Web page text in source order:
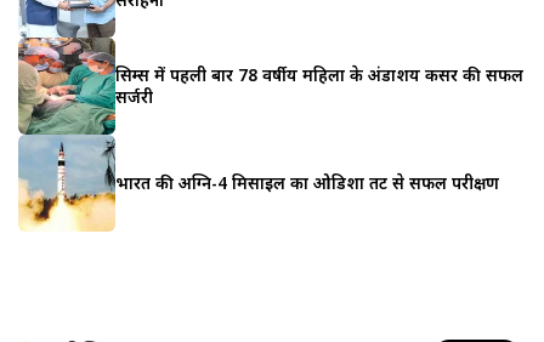
सिम्स में पहली बार 78 वर्षीय महिला के अंडाशय कैंसर की सफल
सर्जरी
भारत की अग्नि-4 मिसाइल का ओडिशा तट से सफल परीक्षण